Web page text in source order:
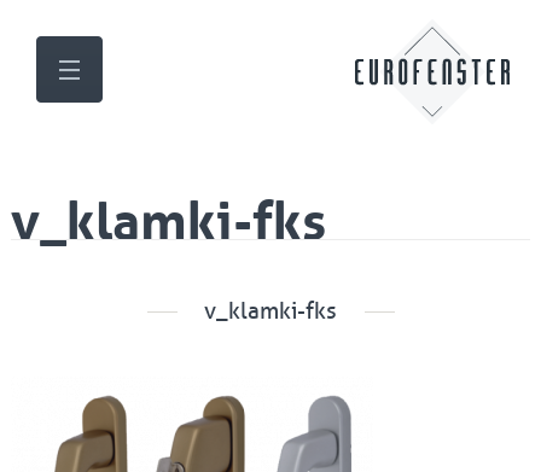
v_klamki-fks
v_klamki-fks